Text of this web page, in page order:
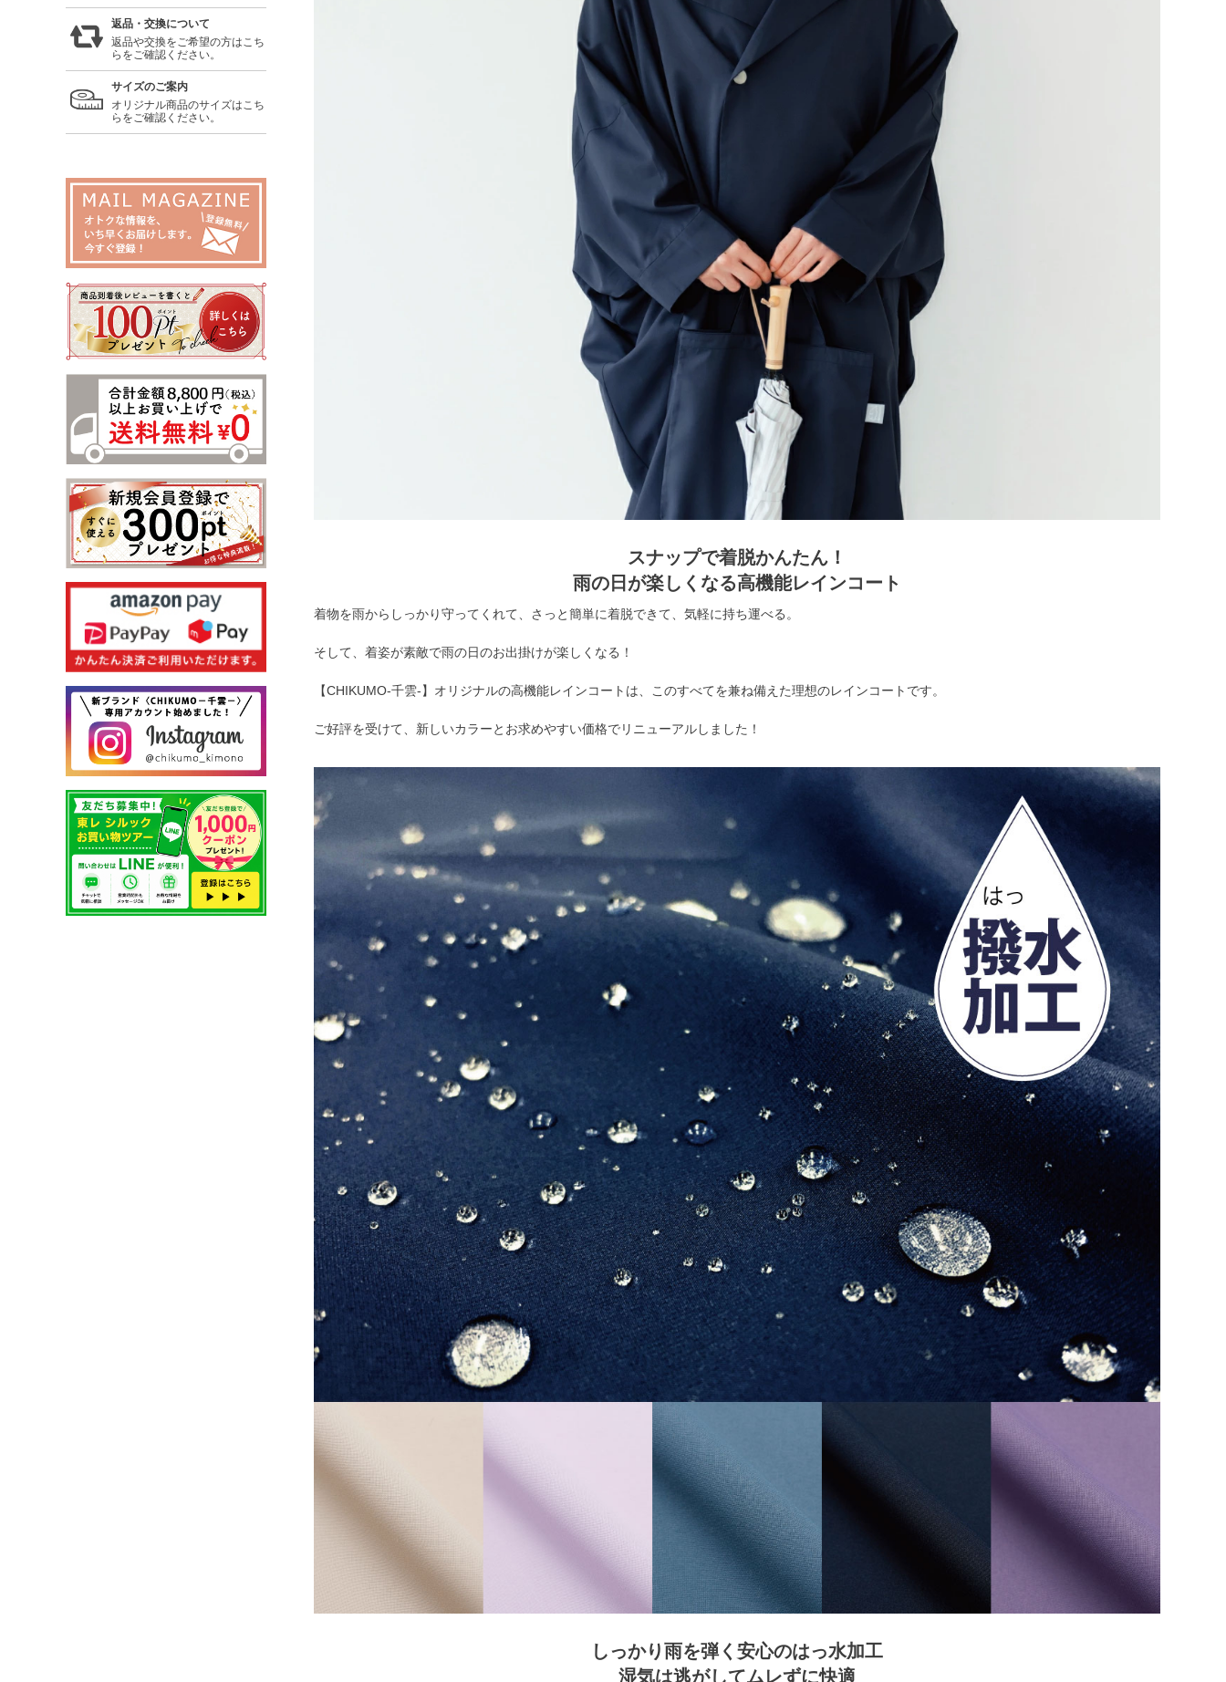
返品・交換について
返品や交換をご希望の方はこち
らをご確認ください。
サイズのご案内
オリジナル商品のサイズはこち
らをご確認ください。
スナップで着脱かんたん！
雨の日が楽しくなる高機能レインコート
着物を雨からしっかり守ってくれて、さっと簡単に着脱できて、気軽に持ち運べる。
そして、着姿が素敵で雨の日のお出掛けが楽しくなる！
【CHIKUMO-千雲-】オリジナルの高機能レインコートは、このすべてを兼ね備えた理想のレインコートです。
ご好評を受けて、新しいカラーとお求めやすい価格でリニューアルしました！
しっかり雨を弾く安心のはっ水加工
湿気は逃がしてムレずに快適